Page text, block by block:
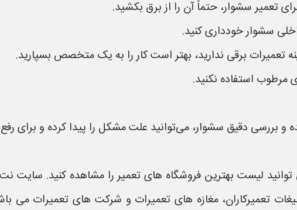
تعمیر سشوار، حتماً آن را از برق بکشید.
سشوار خودداری کنید.
تعمیرات برقی ندارید، بهتر است کار را به یک متخصص بسپارید.
استفاده نکنید.
و بررسی دقیق سشوار، می‌توانید علت مشکل را پیدا کرده و برای رفع
تعمیرکاران، مغازه های تعمیرات و شرکت های تعمیرات می